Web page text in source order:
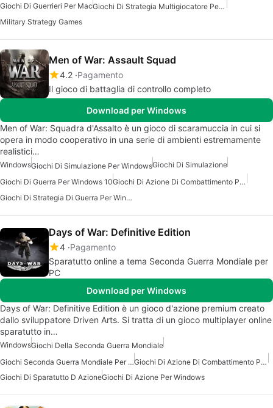
Giochi Di Guerrieri Per Mac
Giochi Di Strategia Multigiocatore Per Windows
Military Strategy Games
Men of War: Assault Squad
4.2 Pagamento
Il gioco di battaglia di controllo completo
Download per Windows
Men of War: Squadra d'Assalto è un gioco di scaramuccia in cui si
opera in modo cooperativo in una serie di ambienti estremamente
realistici…
WindowsGiochi Di Simulazione Per WindowsGiochi Di Simulazione
Giochi Di Guerra Per Windows 10
Giochi Di Azione Di Combattimento Per Windows
Giochi Di Strategia Di Guerra Per Windows
Days of War: Definitive Edition
4 Pagamento
Sparatutto online a tema Seconda Guerra Mondiale per
PC
Download per Windows
Days of War: Definitive Edition è un gioco d'azione premium creato
dallo sviluppatore Driven Arts. Si tratta di un gioco multiplayer online
sparatutto in…
WindowsGiochi Della Seconda Guerra Mondiale
Giochi Seconda Guerra Mondiale Per Windows
Giochi Di Azione Di Combattimento Per Windows
Giochi Di Sparatutto D AzioneGiochi Di Azione Per Windows